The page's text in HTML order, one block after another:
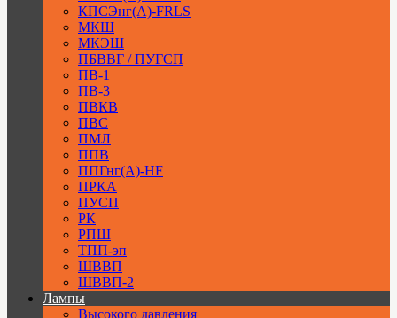
КПСЭнг(А)-FRLS
МКШ
МКЭШ
ПБВВГ / ПУГСП
ПВ-1
ПВ-3
ПВКВ
ПВС
ПМЛ
ППВ
ППГнг(А)-HF
ПРКА
ПУСП
РК
РПШ
ТПП-эп
ШВВП
ШВВП-2
Лампы
Высокого давления